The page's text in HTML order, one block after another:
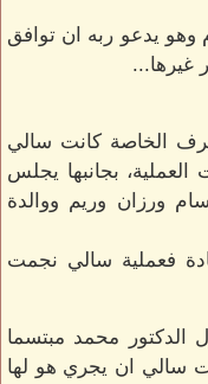
وهو يدعو ربه ان توافق
غيرها...
الخاصة كانت سالي
بجانبها يجلس
ورزان وريم ووالدة
فعملية سالي نجمت
الدكتور محمد مبتسما
سالي ان يجري هو لها